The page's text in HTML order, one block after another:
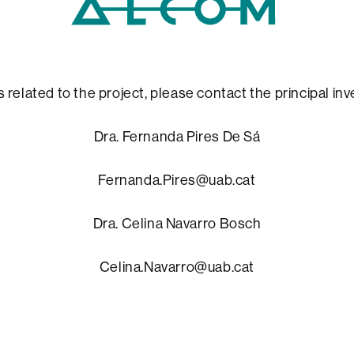
related to the project, please contact the principal
Dra. Fernanda Pires De Sá
Fernanda.Pires@uab.cat
Dra. Celina Navarro Bosch
Celina.Navarro@uab.cat